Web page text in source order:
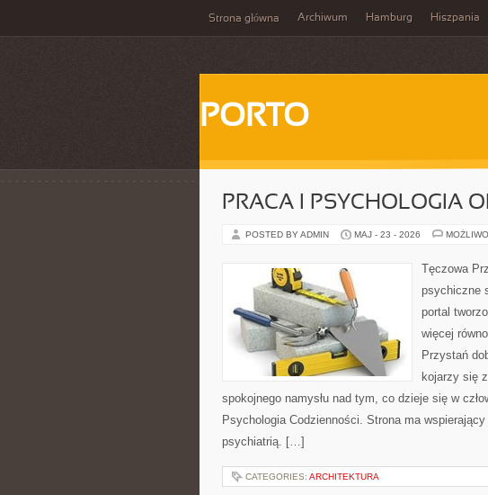
Strona główna Archiwum Hamburg Hiszpania
PORTO
PRACA I PSYCHOLOGIA
POSTED BY ADMIN MAJ - 23 - 2026
Tęczowa
psychiczne
portal
więcej
Przystań
kojarzy się
spokojnego namysłu nad tym, co dzieje się w
Psychologia Codzienności. Strona ma
psychiatrią. […]
CATEGORIES: ARCHITEKTURA